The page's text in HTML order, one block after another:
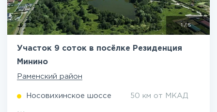
1/5
Участок 9 соток в посёлке Резиденция
Минино
Раменский район
Носовихинское шоссе 50 км от МКАД